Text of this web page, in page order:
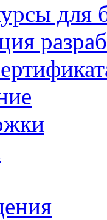
для